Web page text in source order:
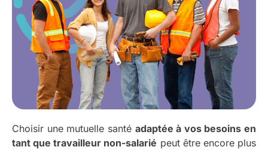
Choisir une mutuelle santé adaptée à vos besoins en
tant que travailleur non-salarié peut être encore plus